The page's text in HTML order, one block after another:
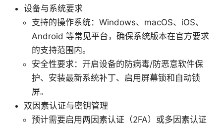
设备与系统要求
支持的操作系统：Windows、macOS、iOS、
Android 等常见平台，确保系统版本在官方要求
的支持范围内。
安全性要求：开启设备的防病毒/防恶意软件保
护、安装最新系统补丁、启用屏幕锁和自动锁
屏。
双因素认证与密钥管理
预计需要启用两因素认证（2FA）或多因素认证